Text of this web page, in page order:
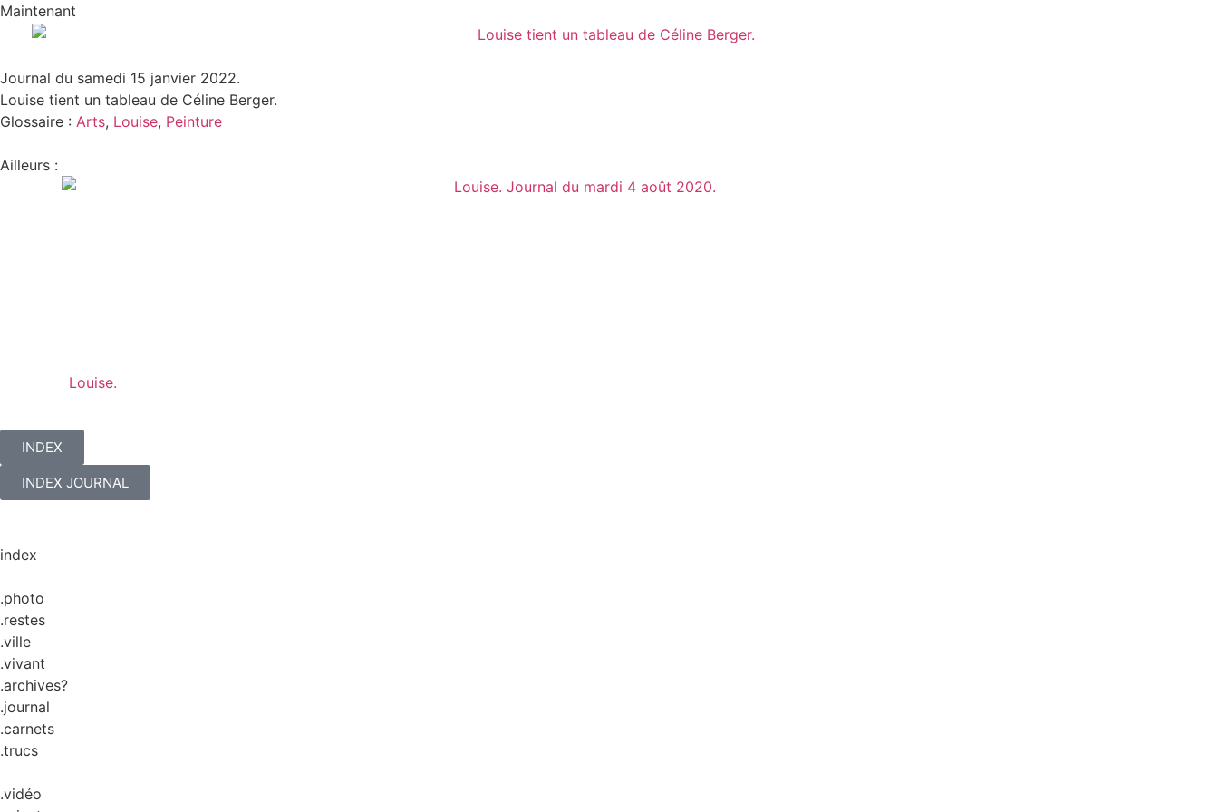
AVANT
Maintenant
Journal du samedi 15 janvier 2022.
Louise tient un tableau de Céline Berger.
Glossaire : Arts, Louise, Peinture
Ailleurs :
Louise.
INDEX
INDEX JOURNAL
index
.photo
.restes
.ville
.vivant
.archives?
.journal
.carnets
.trucs
.vidéo